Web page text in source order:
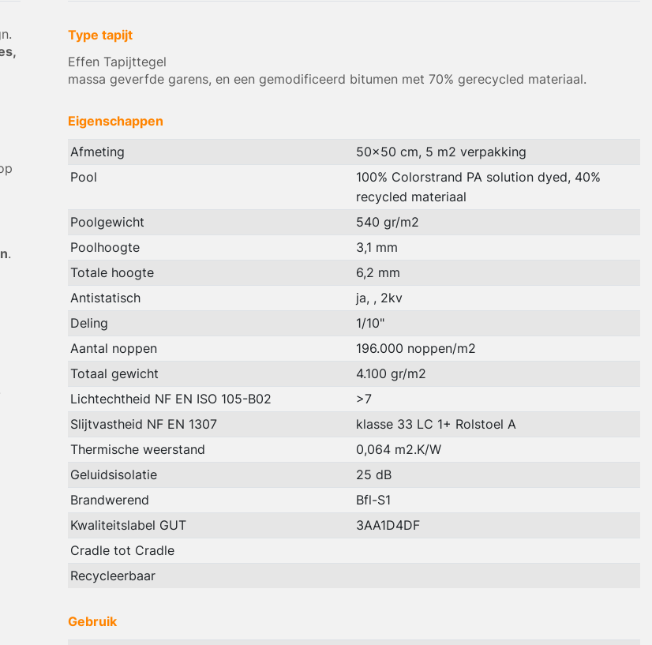
.
Type tapijt
Effen Tapijttegel
massa geverfde garens, en een gemodificeerd bitumen met 70% gerecycled materiaal.
Eigenschappen
Afmeting
50x50 cm, 5 m2 verpakking
Pool
100% Colorstrand PA solution dyed, 40%
recycled materiaal
Poolgewicht
540 gr/m2
Poolhoogte
3,1 mm
Totale hoogte
6,2 mm
Antistatisch
ja, , 2kv
Deling
1/10"
Aantal noppen
196.000 noppen/m2
Totaal gewicht
4.100 gr/m2
Lichtechtheid NF EN ISO 105-B02
>7
Slijtvastheid NF EN 1307
klasse 33 LC 1+ Rolstoel A
Thermische weerstand
0,064 m2.K/W
Geluidsisolatie
25 dB
Brandwerend
Bfl-S1
Kwaliteitslabel GUT
3AA1D4DF
Cradle tot Cradle
Recycleerbaar
Gebruik